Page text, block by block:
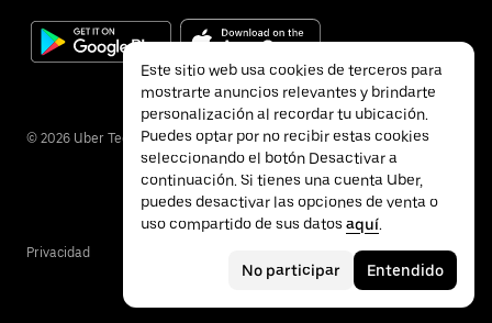
© 2026 Uber Technologies Inc.
Privacidad
Este sitio web usa cookies de terceros para
mostrarte anuncios relevantes y brindarte
personalización al recordar tu ubicación.
Puedes optar por no recibir estas cookies
seleccionando el botón Desactivar a
continuación. Si tienes una cuenta Uber,
puedes desactivar las opciones de venta o
uso compartido de sus datos aquí.
No participar Entendido